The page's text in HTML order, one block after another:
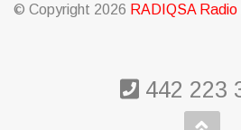
© Copyright 2026 RADIQSA
442 223